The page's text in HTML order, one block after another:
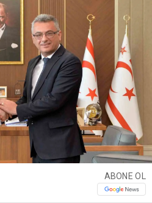
ABONE OL